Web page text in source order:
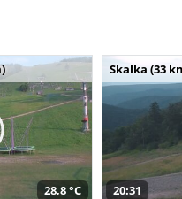
28,8 °C
Skalka (33
20:31